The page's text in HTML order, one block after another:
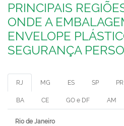
PRINCIPAIS
ONDE A
ENVELOPE
SEGURANÇA
RJ MG ES SP PR
BA CE GO e DF AM
Rio de Janeiro